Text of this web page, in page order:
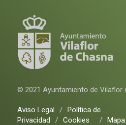
© 2021 Ayuntamiento de Vilaflor
Aviso Legal / Política de
Privacidad
/ Cookies /